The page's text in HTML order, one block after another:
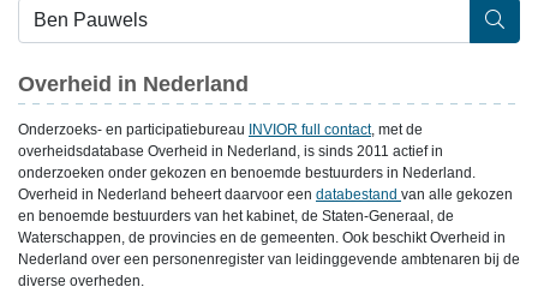
Overheid in Nederland
Onderzoeks- en participatiebureau INVIOR full contact, met de
overheidsdatabase Overheid in Nederland, is sinds 2011 actief in
onderzoeken onder gekozen en benoemde bestuurders in Nederland.
Overheid in Nederland beheert daarvoor een databestand van alle gekozen
en benoemde bestuurders van het kabinet, de Staten-Generaal, de
Waterschappen, de provincies en de gemeenten. Ook beschikt Overheid in
Nederland over een personenregister van leidinggevende ambtenaren bij de
diverse overheden.